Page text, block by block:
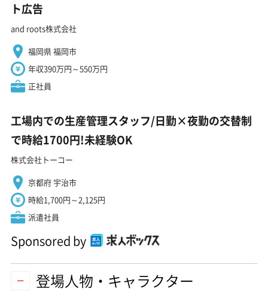
ト広告
and roots株式会社
福岡県 福岡市
年収390万円～550万円
正社員
工場内での生産管理スタッフ/日勤×夜勤の交替制
で時給1700円!未経験OK
株式会社トーコー
京都府 宇治市
時給1,700円～2,125円
派遣社員
Sponsored by
登場人物・キャラクター